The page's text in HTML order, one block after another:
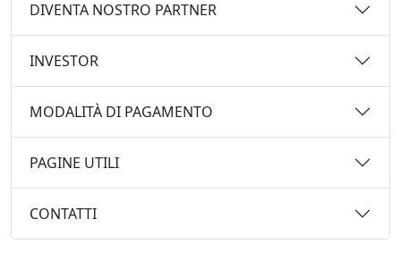
DIVENTA NOSTRO PARTNER
INVESTOR
MODALITÀ DI PAGAMENTO
PAGINE UTILI
CONTATTI